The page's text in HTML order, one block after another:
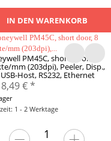
IN DEN WARENKORB
PM45C, short door, 8
mm (203dpi), Peeler, Disp.,
USB-Host, RS232, Ethernet
€*
1 - 2 Werktage